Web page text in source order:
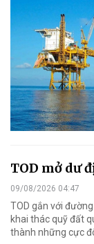
TOD mở dư
09/08/2026 04:47
TOD gắn với
khai thác quỹ đất
thành những cực